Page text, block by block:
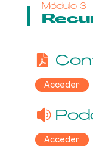
Módulo 3
Acceder
Acceder